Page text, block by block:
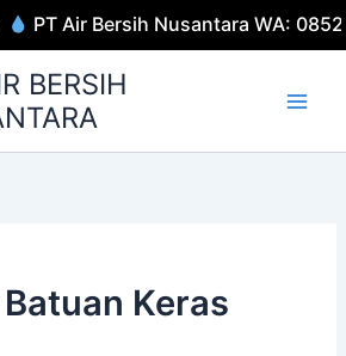
PT Air Bersih Nusantara WA:
BERSIH
Keras